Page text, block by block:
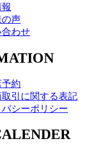
の声
わせ
予約
引に関する表記
シーポリシー